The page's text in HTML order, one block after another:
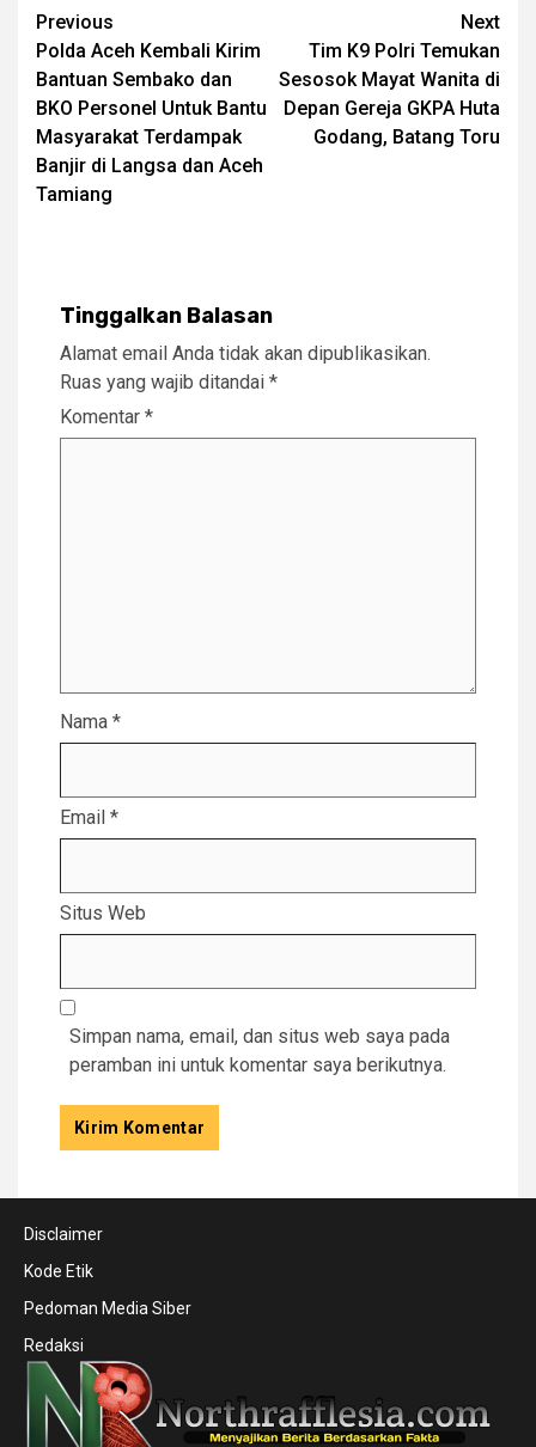
Post
navigation
Previous
Polda Aceh Kembali Kirim
Bantuan Sembako dan
BKO Personel Untuk Bantu
Masyarakat Terdampak
Banjir di Langsa dan Aceh
Tamiang
Next
Tim K9 Polri Temukan
Sesosok Mayat Wanita di
Depan Gereja GKPA Huta
Godang, Batang Toru
Tinggalkan Balasan
Alamat email Anda tidak akan dipublikasikan.
Ruas yang wajib ditandai *
Komentar *
Nama *
Email *
Situs Web
Simpan nama, email, dan situs web saya pada
peramban ini untuk komentar saya berikutnya.
Disclaimer
Kode Etik
Pedoman Media Siber
Redaksi